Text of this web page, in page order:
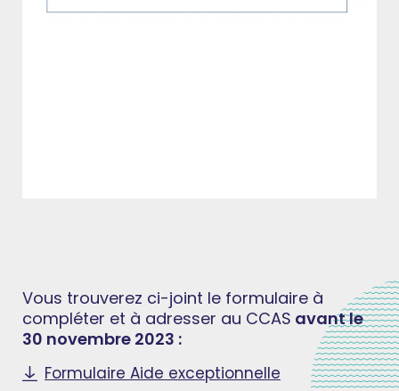
Vous trouverez ci-joint le formulaire à
compléter et à adresser au CCAS avant le
30 novembre 2023 :
Formulaire Aide exceptionnelle